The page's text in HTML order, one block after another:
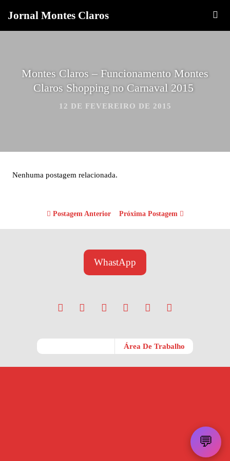
Jornal Montes Claros
Montes Claros – Funcionamento Montes
12 DE FEVEREIRO DE 2015
Nenhuma postagem relacionada.
Postagem Anterior Próxima Postagem
WhastApp
💬
Área De Trabalho